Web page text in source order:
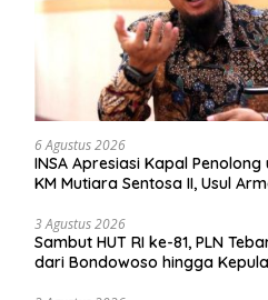
6 Agustus 2026
INSA Apresiasi Kapal
KM Mutiara Sentosa II, Usul
3 Agustus 2026
Sambut HUT RI ke-81, PLN
dari Bondowoso hingga